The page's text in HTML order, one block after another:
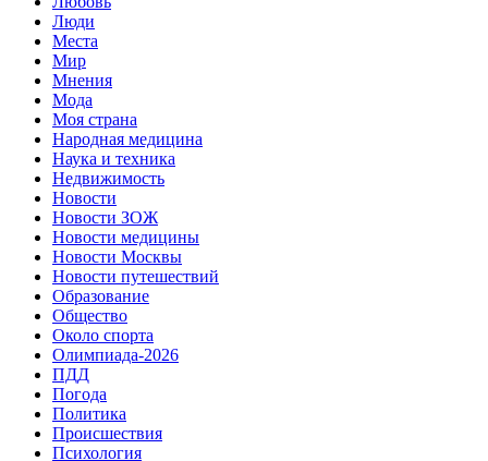
Люди
Места
Мир
Мнения
Мода
Моя страна
Народная медицина
Наука и техника
Недвижимость
Новости
Новости ЗОЖ
Новости медицины
Новости Москвы
Новости путешествий
Образование
Общество
Около спорта
Олимпиада-2026
ПДД
Погода
Политика
Происшествия
Психология